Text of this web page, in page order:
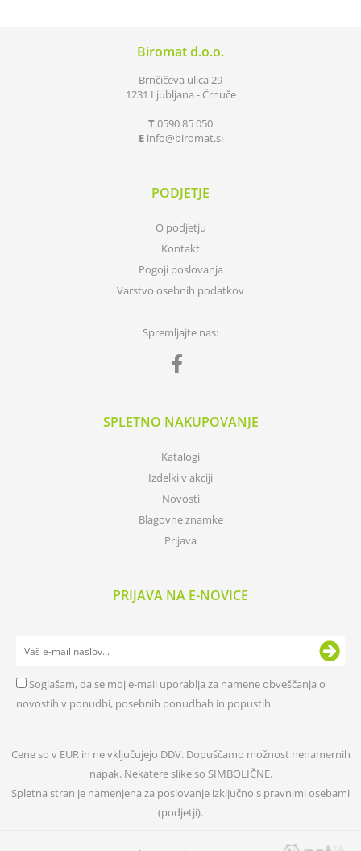
Biromat d.o.o.
Brnčičeva ulica 29
1231 Ljubljana - Črnuče
T0590 85 050
E info biromat.si
PODJETJE
O podjetju
Kontakt
Pogoji poslovanja
Varstvo osebnih podatkov
Spremljajte nas:
SPLETNO NAKUPOVANJE
Katalogi
Izdelki v akciji
Novosti
Blagovne znamke
Prijava
PRIJAVA NA E-NOVICE
Soglašam, da se moj e-mail uporablja za namene obveščanja o
novostih v ponudbi, posebnih ponudbah in popustih.
Cene so v EUR in ne vključujejo DDV. Dopuščamo možnost nenamernih
napak. Nekatere slike so SIMBOLIČNE.
Spletna stran je namenjena za poslovanje izključno s pravnimi osebami
(podjetji).